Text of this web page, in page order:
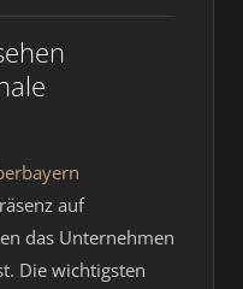
auf
das Unternehmen
Die wichtigsten